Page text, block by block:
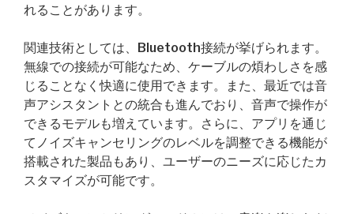
れることがあります。
関連技術としては、Bluetooth接続が挙げられます。
無線での接続が可能なため、ケーブルの煩わしさを感
じることなく快適に使用できます。また、最近では音
声アシスタントとの統合も進んでおり、音声で操作が
できるモデルも増えています。さらに、アプリを通じ
てノイズキャンセリングのレベルを調整できる機能が
搭載された製品もあり、ユーザーのニーズに応じたカ
スタマイズが可能です。